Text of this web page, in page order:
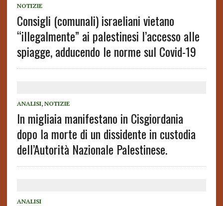
NOTIZIE
Consigli (comunali) israeliani vietano
“illegalmente” ai palestinesi l’accesso alle
spiagge, adducendo le norme sul Covid-19
ANALISI, NOTIZIE
In migliaia manifestano in Cisgiordania
dopo la morte di un dissidente in custodia
dell’Autorità Nazionale Palestinese.
ANALISI